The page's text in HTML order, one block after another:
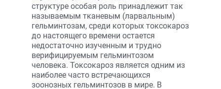
структуре особая роль принадлежит так
называемым тканевым (ларвальным)
гельминтозам, среди которых токсокароз
до настоящего времени остается
недостаточно изученным и трудно
верифицируемым гельминтозом
человека. Токсокароз является одним из
наиболее часто встречающихся
зоонозных гельминтозов в мире. В